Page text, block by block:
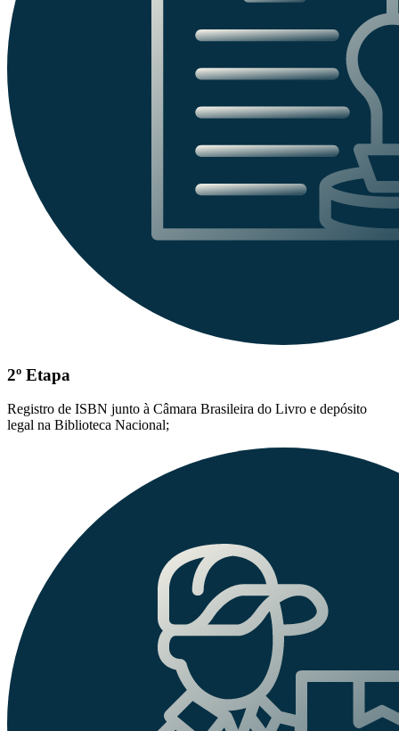
2º Etapa
Registro de ISBN junto à Câmara Brasileira do Livro e depósito
legal na Biblioteca Nacional;